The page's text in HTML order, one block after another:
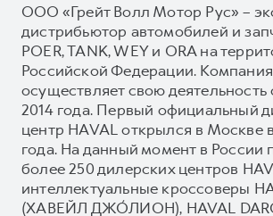
ООО «Грейт Волл Мотор Рус» –
дистрибьютор автомобилей и
POER, TANK, WEY и ORA на
Российской Федерации. Компания
осуществляет свою деятельность
2014 года. Первый официальный
центр HAVAL открылся в Москве
года. На данный момент в России
более 250 дилерских центров
интеллектуальные кроссоверы
(ХАВЕЙЛ ДЖО́ЛИОН), HAVAL